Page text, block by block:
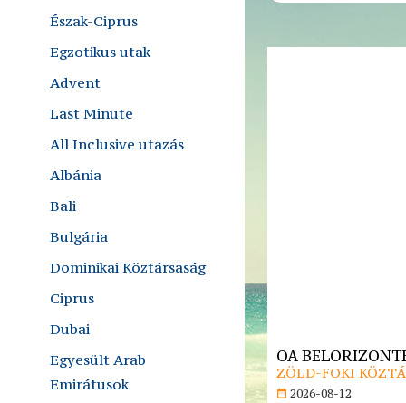
Észak-Ciprus
Egzotikus utak
Advent
Last Minute
All Inclusive utazás
Albánia
Bali
Bulgária
Dominikai Köztársaság
Ciprus
Dubai
Egyesült Arab
Emirátusok
OA
ZÖLD-FOKI
2026-08-12